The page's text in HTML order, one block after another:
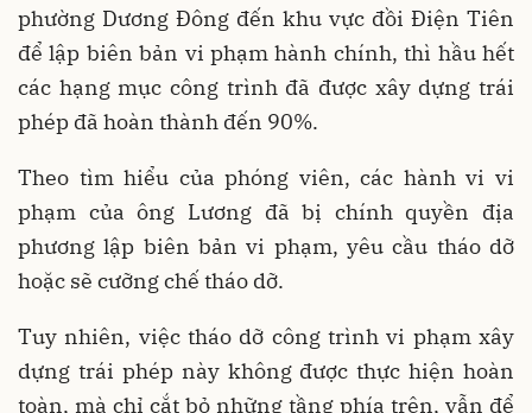
phường Dương Đông đến khu vực đồi Điện Tiên
để lập biên bản vi phạm hành chính, thì hầu hết
các hạng mục công trình đã được xây dựng trái
phép đã hoàn thành đến 90%.
Theo tìm hiểu của phóng viên, các hành vi vi
phạm của ông Lương đã bị chính quyền địa
phương lập biên bản vi phạm, yêu cầu tháo dỡ
hoặc sẽ cưỡng chế tháo dỡ.
Tuy nhiên, việc tháo dỡ công trình vi phạm xây
dựng trái phép này không được thực hiện hoàn
toàn, mà chỉ cắt bỏ những tầng phía trên, vẫn để